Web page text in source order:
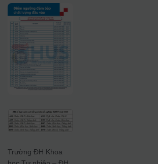
Trường ĐH Khoa